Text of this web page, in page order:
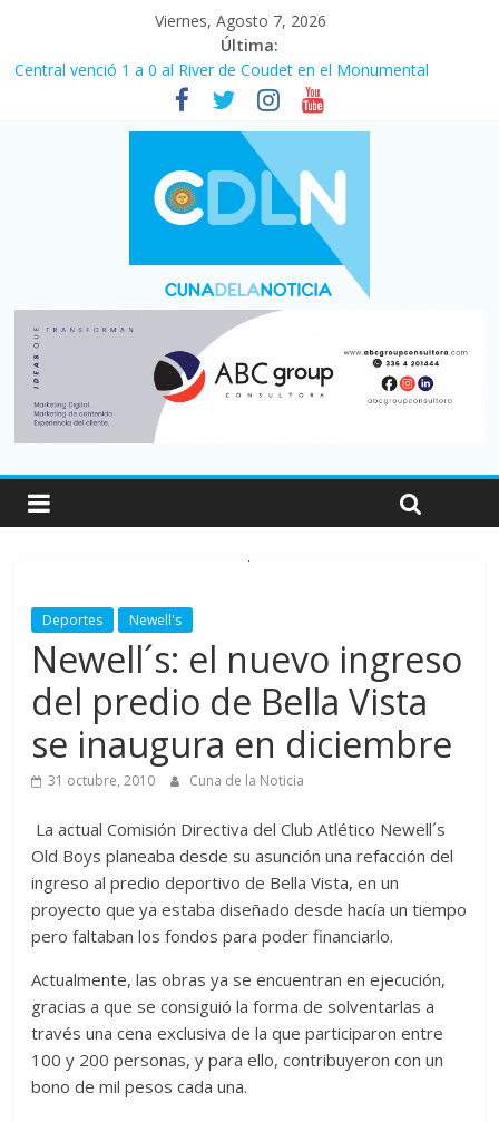
Viernes, Agosto 7, 2026
Última:
Central venció 1 a 0 al River de Coudet en el Monumental
La morosidad alcanzó su nivel más alto en dos décadas y ya
afecta a 400 mil deudores en Santa Fe
Desde que asumió Milei cerraron 41.000 kioscos: el sector
denuncia crisis como en 2001
Vacaciones de invierno con más movimiento y consumo
turístico: 4,6 millones de personas viajaron por el país, un 5,9%
Fuerte caída de la venta de autos usados en julio: bajó un 12,6%
Deportes Newell's
Newell´s: el nuevo ingreso
del predio de Bella Vista
se inaugura en diciembre
31 octubre, 2010 Cuna de la Noticia
La actual Comisión Directiva del Club Atlético Newell´s
Old Boys planeaba desde su asunción una refacción del
ingreso al predio deportivo de Bella Vista, en un
proyecto que ya estaba diseñado desde hacía un tiempo
pero faltaban los fondos para poder financiarlo.
Actualmente, las obras ya se encuentran en ejecución,
gracias a que se consiguió la forma de solventarlas a
través una cena exclusiva de la que participaron entre
100 y 200 personas, y para ello, contribuyeron con un
bono de mil pesos cada una.